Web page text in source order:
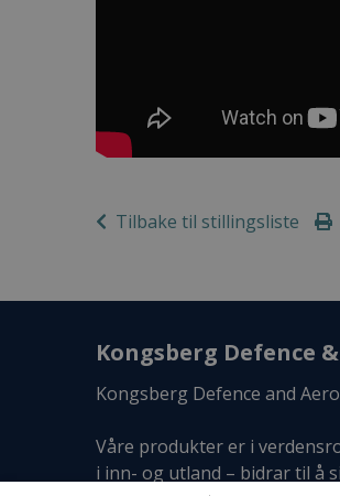
Tilbake til stillingsliste
Kongsberg Defence
Kongsberg Defence and
Våre produkter er i
i inn- og utland – bidrar til å